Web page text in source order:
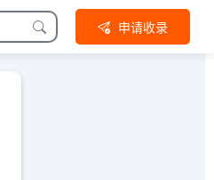
申请收录